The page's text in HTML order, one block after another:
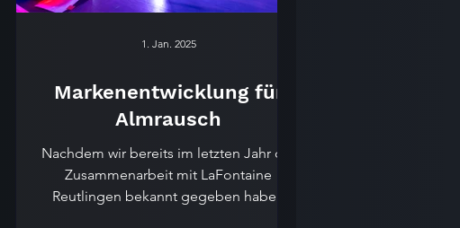
Markenentwicklung für
Almrausch
Nachdem wir bereits im letzten Jahr die
Zusammenarbeit mit LaFontaine
Reutlingen bekannt gegeben haben
1. Jan. 2025